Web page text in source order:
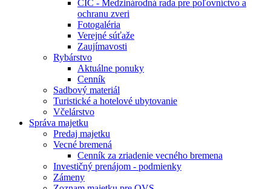
CIC - Medzinárodná rada pre poľovníctvo a
ochranu zveri
Fotogaléria
Verejné súťaže
Zaujímavosti
Rybárstvo
Aktuálne ponuky
Cenník
Sadbový materiál
Turistické a hotelové ubytovanie
Včelárstvo
Správa majetku
Predaj majetku
Vecné bremená
Cenník za zriadenie vecného bremena
Investičný prenájom - podmienky
Zámeny